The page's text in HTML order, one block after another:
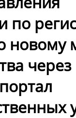
по
новому
через